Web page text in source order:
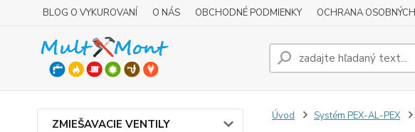
BLOG O VYKUROVANÍ O NÁS OBCHODNÉ PODMIENKY OCHRANA
ZMIEŠAVACIE VENTILY
Úvod Systém PEX-AL-PEX